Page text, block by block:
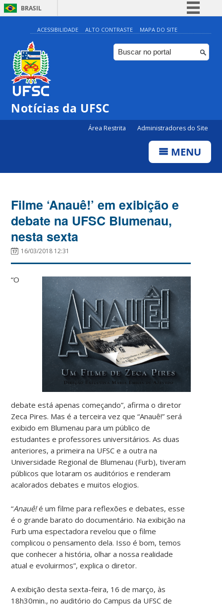
BRASIL
Simplifique!
Comunica BR
Participe
ACESSIBILIDADE ALTO CONTRASTE MAPA DO SITE
Notícias da UFSC
Área Restrita Administradores do Site
MENU
Filme ‘Anauê!’ em exibição e
debate na UFSC Blumenau,
nesta sexta
16/03/2018 12:31
“O
debate está apenas começando​”, afirma o diretor
Zeca Pires. Mas é a terceira vez que “Anauê!” será
exibido em Blumenau para um público de
estudantes e professores universitários. As duas
anteriores, a primeira na UFSC e a outra na
Universidade Regional de Blumenau (Furb), tiveram
públicos que lotaram os auditórios e renderam
acalorados debates e muitos elogios.
“Anauê!é um filme para reflexões e debates, esse
é o grande barato do documentário. Na exibição na
Furb uma espectadora revelou que o filme
complicou o pensamento dela. Isso é bom, temos
que conhecer a história, olhar a nossa realidade
atual e evoluirmos”, explica o diretor.
A exibição desta sexta-feira, 16 de março, às
18h30min., no auditório do Campus da UFSC de